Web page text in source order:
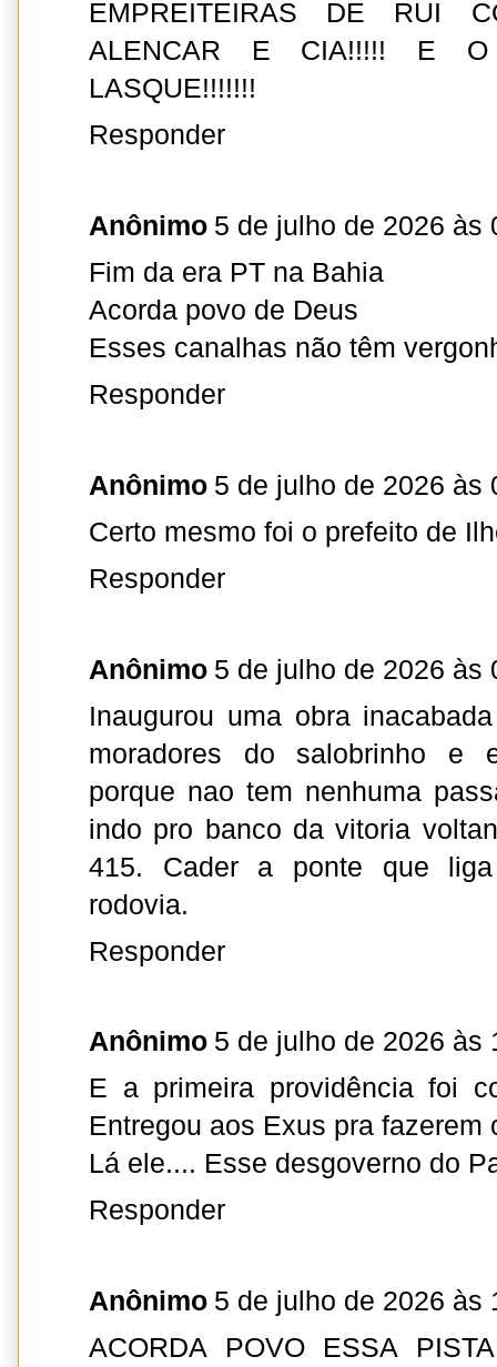
EMPREITEIRAS DE RUI
ALENCAR E CIA!!!!! E
LASQUE!!!!!!!
Responder
Anônimo 5 de julho de 2026 às
Fim da era PT na Bahia
Acorda povo de Deus
Esses canalhas não têm
Responder
Anônimo 5 de julho de 2026 às
Certo mesmo foi o prefeito de
Responder
Anônimo 5 de julho de 2026 às
Inaugurou uma obra
moradores do salobrinho e
porque nao tem nenhuma
indo pro banco da vitoria
415. Cader a ponte que
rodovia.
Responder
Anônimo 5 de julho de 2026 às
E a primeira providência foi
Entregou aos Exus pra fazerem
Lá ele.... Esse desgoverno do
Responder
Anônimo 5 de julho de 2026 às
ACORDA POVO ESSA